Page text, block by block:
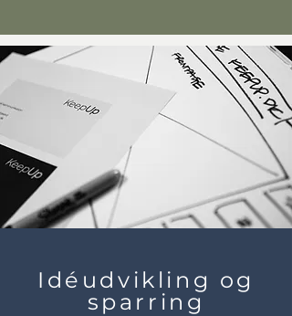
Idéudvikling og
sparring